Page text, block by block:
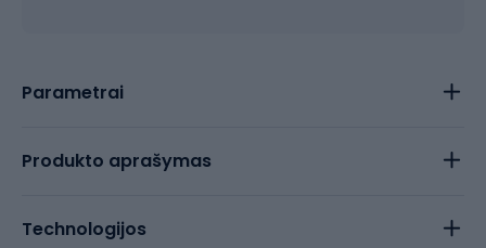
Parametrai
Produkto aprašymas
Technologijos